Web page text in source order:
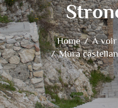
Home
À voir
Mura